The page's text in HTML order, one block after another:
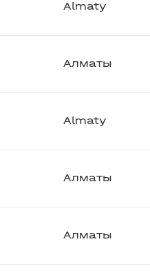
Almaty
Алматы
Almaty
Алматы
Алматы